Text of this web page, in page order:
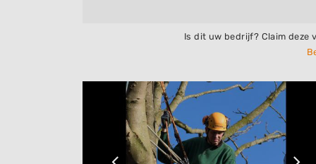
Is dit uw bedrijf? Claim deze